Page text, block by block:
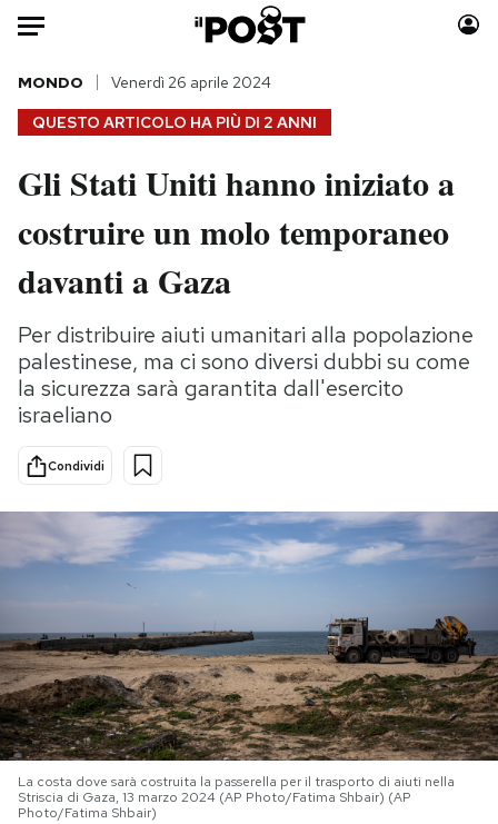
Auto
HOME
Italia
Politica
Tecnologia
Scienza
Economia
Sport
Moda
Consumismi
Media
Europa
PODCAST
I MIEI PREFERITI
SHOP
QUESTO ARTICOLO HA PIÙ DI 2 ANNI
MONDO Venerdì 26 aprile 2024
Gli Stati Uniti hanno iniziato a
costruire un molo temporaneo
davanti a Gaza
Per distribuire aiuti umanitari alla popolazione
palestinese, ma ci sono diversi dubbi su come
la sicurezza sarà garantita dall'esercito
israeliano
Condividi
La costa dove sarà costruita la passerella per il trasporto di aiuti nella
Striscia di Gaza, 13 marzo 2024 (AP Photo/Fatima Shbair) (AP
Photo/Fatima Shbair)